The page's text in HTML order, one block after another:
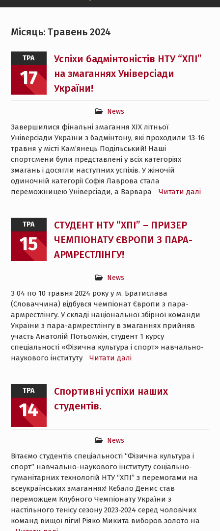
Місяць: Травень 2024
ТРА
17
Успіхи бадмінтоністів НТУ “ХПІ”
на змаганнях Універсіади
України!
News
Завершилися фінальні змагання ХІХ літньої
Універсіади України з бадмінтону, які проходили 13-16
травня у місті Кам’янець Подільський! Наші
спортсмени були представлені у всіх категоріях
змагань і досягли наступних успіхів. У жіночій
одиночній категорії Софія Лаврова стала
переможницею Універсіади, а Варвара
Читати далі
ТРА
15
СТУДЕНТ НТУ “ХПІ” – ПРИЗЕР
ЧЕМПІОНАТУ ЄВРОПИ З ПАРА-
АРМРЕСТЛІНГУ!
News
З 04 по 10 травня 2024 року у м. Братислава
(Словаччина) відбувся чемпіонат Європи з пара-
армрестлінгу. У складі національної збірної команди
України з пара-армрестлінгу в змаганнях прийняв
участь Анатолій Потьомкін, студент 1 курсу
спеціальності «Фізична культура і спорт» навчально-
наукового інституту
Читати далі
ТРА
14
Спортивні успіхи наших
студентів.
News
Вітаємо студентів спеціальності “Фізична культура і
спорт” навчально-наукового інституту соціально-
гуманітарних технологій НТУ “ХПІ” з перемогами на
всеукраїнських змаганнях! Кєбало Денис став
переможцем Клубного Чемпіонату України з
настільного тенісу сезону 2023-2024 серед чоловічих
команд вищої ліги! Ріяко Микита виборов золото на